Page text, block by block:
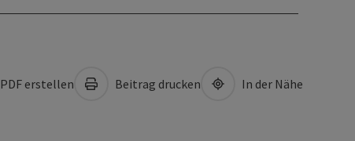
PDF erstellen Beitrag drucken In der Nähe